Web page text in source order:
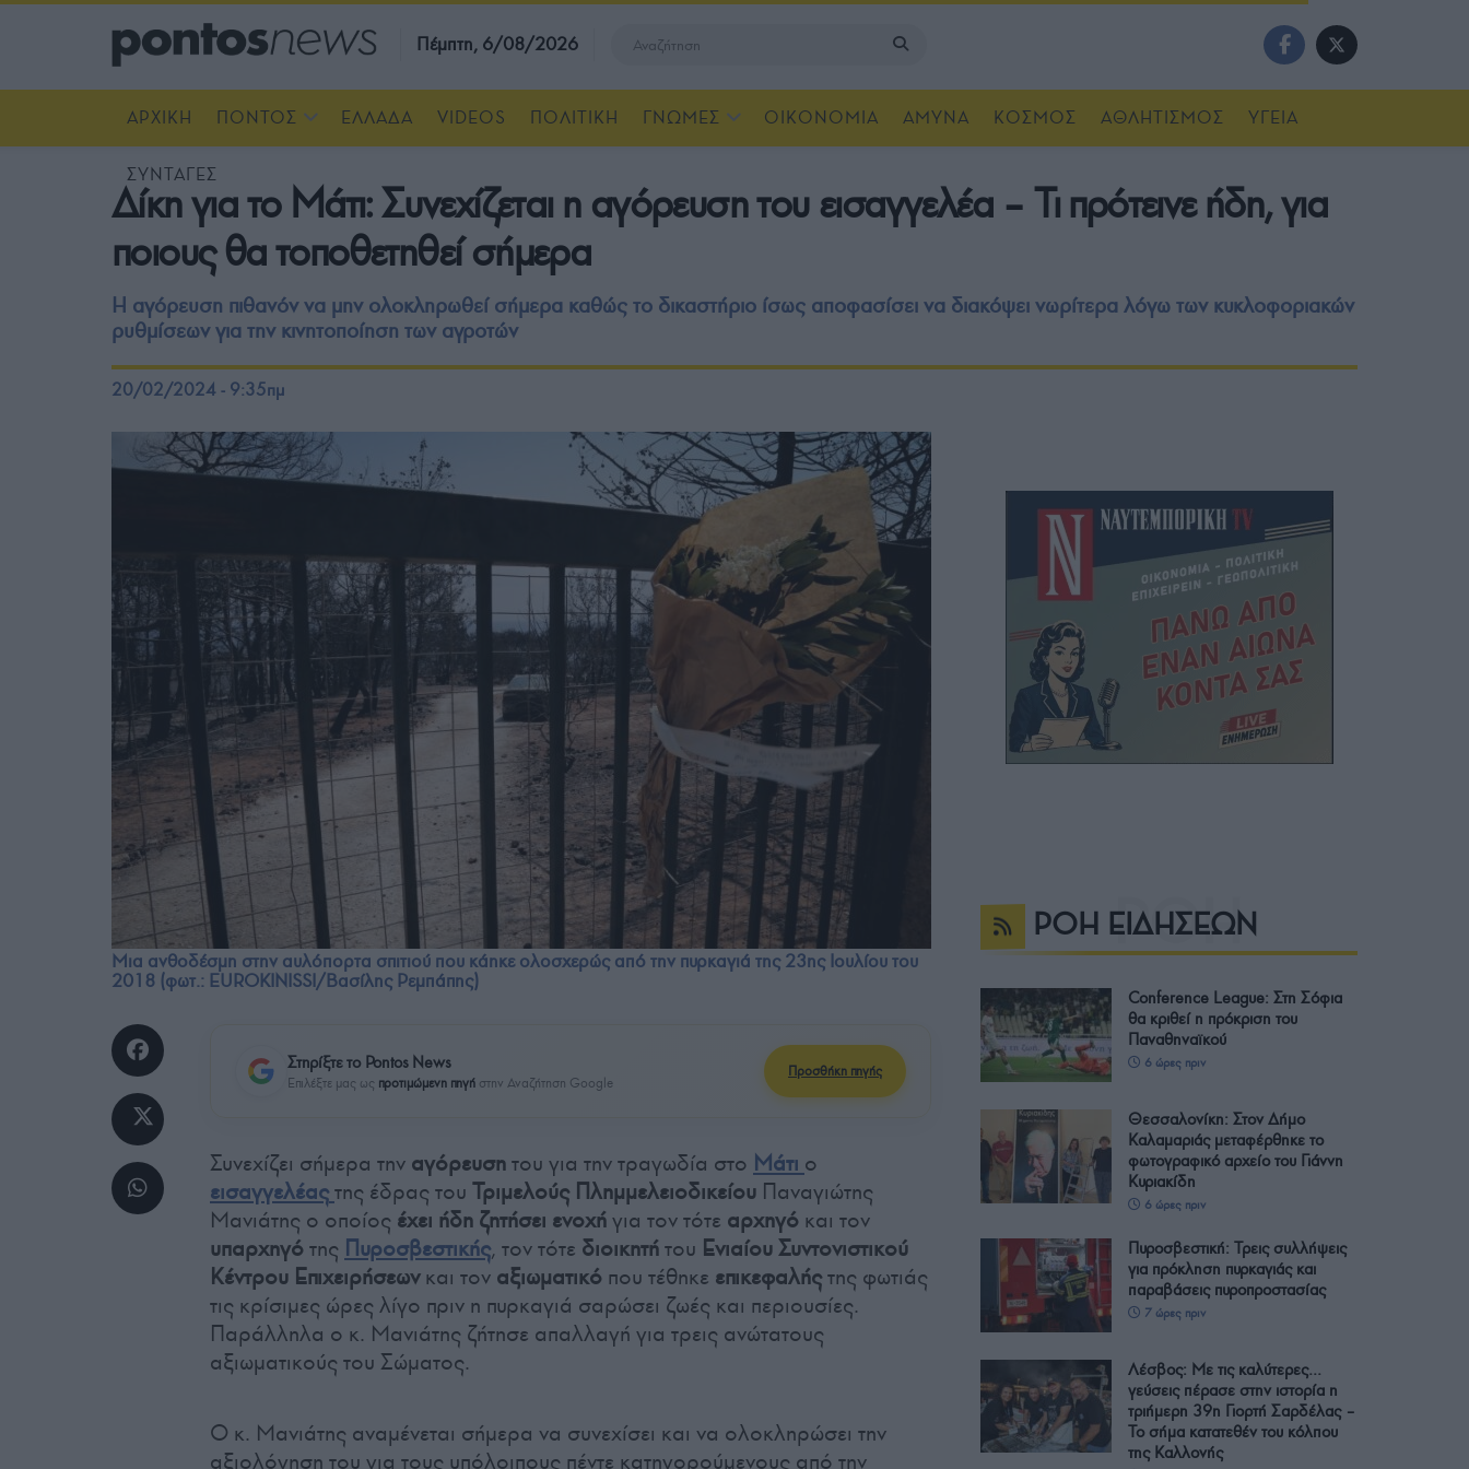
Πέμπτη, 6/08/2026
ΑΡΧΙΚΗ ΠΟΝΤΟΣ ΕΛΛΑΔΑ VIDEOS ΠΟΛΙΤΙΚΗ ΓΝΩΜΕΣ ΟΙΚΟΝΟΜΙΑ ΑΜΥΝΑ ΚΟΣΜΟΣ ΑΘΛΗΤΙΣΜΟΣ ΥΓΕΙΑ
ΣΥΝΤΑΓΕΣ
Δίκη για το Μάτι: Συνεχίζεται η αγόρευση του εισαγγελέα – Τι πρότεινε ήδη, για
ποιους θα τοποθετηθεί σήμερα
Η αγόρευση πιθανόν να μην ολοκληρωθεί σήμερα καθώς το δικαστήριο ίσως αποφασίσει να διακόψει νωρίτερα λόγω των κυκλοφοριακών
ρυθμίσεων για την κινητοποίηση των αγροτών
20/02/2024 - 9:35πμ
Μια ανθοδέσμη στην αυλόπορτα σπιτιού που κάηκε ολοσχερώς από την πυρκαγιά της 23ης Ιουλίου του
2018 (φωτ.: EUROKINISSI/Βασίλης Ρεμπάπης)
Στηρίξτε το Pontos News
Επιλέξτε μας ως προτιμώμενη πηγή στην Αναζήτηση Google
Προσθήκη πηγής
Συνεχίζει σήμερα την αγόρευσητου για την τραγωδία στο Μάτι ο
εισαγγελέαςτης έδρας του Τριμελούς Πλημμελειοδικείου Παναγιώτης
Μανιάτης ο οποίος έχει ήδη ζητήσει ενοχήγια τον τότε αρχηγό και τον
υπαρχηγότης Πυροσβεστικής, τον τότε διοικητήτου Ενιαίου Συντονιστικού
Κέντρου Επιχειρήσεωνκαι τον αξιωματικό που τέθηκε επικεφαλήςτης φωτιάς
τις κρίσιμες ώρες λίγο πριν η πυρκαγιά σαρώσει ζωές και περιουσίες.
Παράλληλα ο κ. Μανιάτης ζήτησε απαλλαγή για τρεις ανώτατους
αξιωματικούς του Σώματος.
Ο κ. Μανιάτης αναμένεται σήμερα να συνεχίσει και να ολοκληρώσει την
αξιολόγηση του για τους υπόλοιπους πέντε κατηγορούμενους από την
ΡΟΗ ΕΙΔΗΣΕΩΝ
Conference League: Στη Σόφια
θα κριθεί η πρόκριση του
Παναθηναϊκού
6 ώρες πριν
Θεσσαλονίκη: Στον Δήμο
Καλαμαριάς μεταφέρθηκε το
φωτογραφικό αρχείο του Γιάννη
Κυριακίδη
6 ώρες πριν
Πυροσβεστική: Τρεις συλλήψεις
για πρόκληση πυρκαγιάς και
παραβάσεις πυροπροστασίας
7 ώρες πριν
Λέσβος: Με τις καλύτερες…
γεύσεις πέρασε στην ιστορία η
τριήμερη 39η Γιορτή Σαρδέλας –
Το σήμα κατατεθέν του κόλπου
της Καλλονής